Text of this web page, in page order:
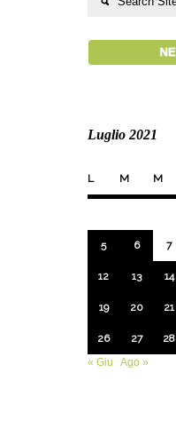
Luglio 2021
L M M
5 6 7
12 13 14
19 20 21
26 27 28
« Giu
Ago »